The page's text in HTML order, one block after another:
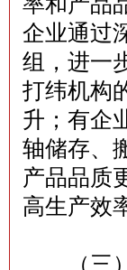
企业通过
组，进一
打纬机构
升；有企
轴储存、
产品品质
高生产效
（三）